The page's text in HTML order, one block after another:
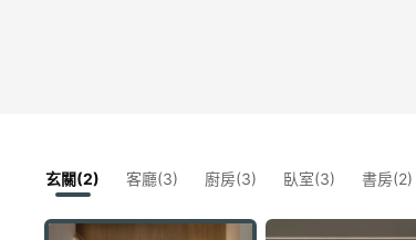
玄關(2) 客廳(3) 廚房(3) 臥室(3) 書房(2)